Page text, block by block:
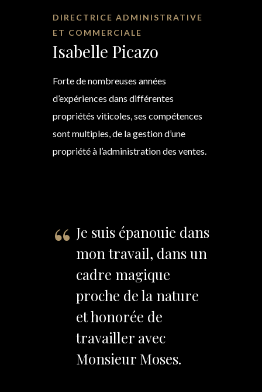
DIRECTRICE ADMINISTRATIVE
ET COMMERCIALE
Isabelle Picazo
Forte de nombreuses années
d’expériences dans différentes
propriétés viticoles, ses compétences
sont multiples, de la gestion d’une
propriété à l’administration des ventes.
Je suis épanouie dans
mon travail, dans un
cadre magique
proche de la nature
et honorée de
travailler avec
Monsieur Moses.